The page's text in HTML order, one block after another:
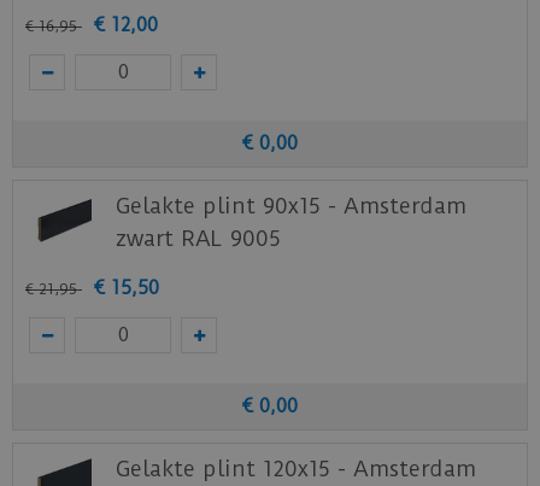
€ 16,95 € 12,00
€ 0,00
Gelakte plint 90x15 - Amsterdam
zwart RAL 9005
€ 21,95 € 15,50
€ 0,00
Gelakte plint 120x15 - Amsterdam